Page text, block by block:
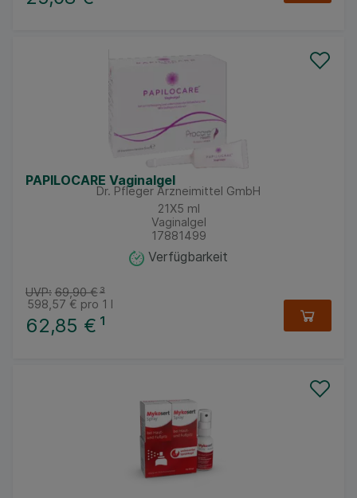
PAPILOCARE Vaginalgel
Dr. Pfleger Arzneimittel GmbH
21X5 ml
Vaginalgel
17881499
Verfügbarkeit
62,85 € ¹
UVP: 69,90 €³
598,57 € pro 1 l